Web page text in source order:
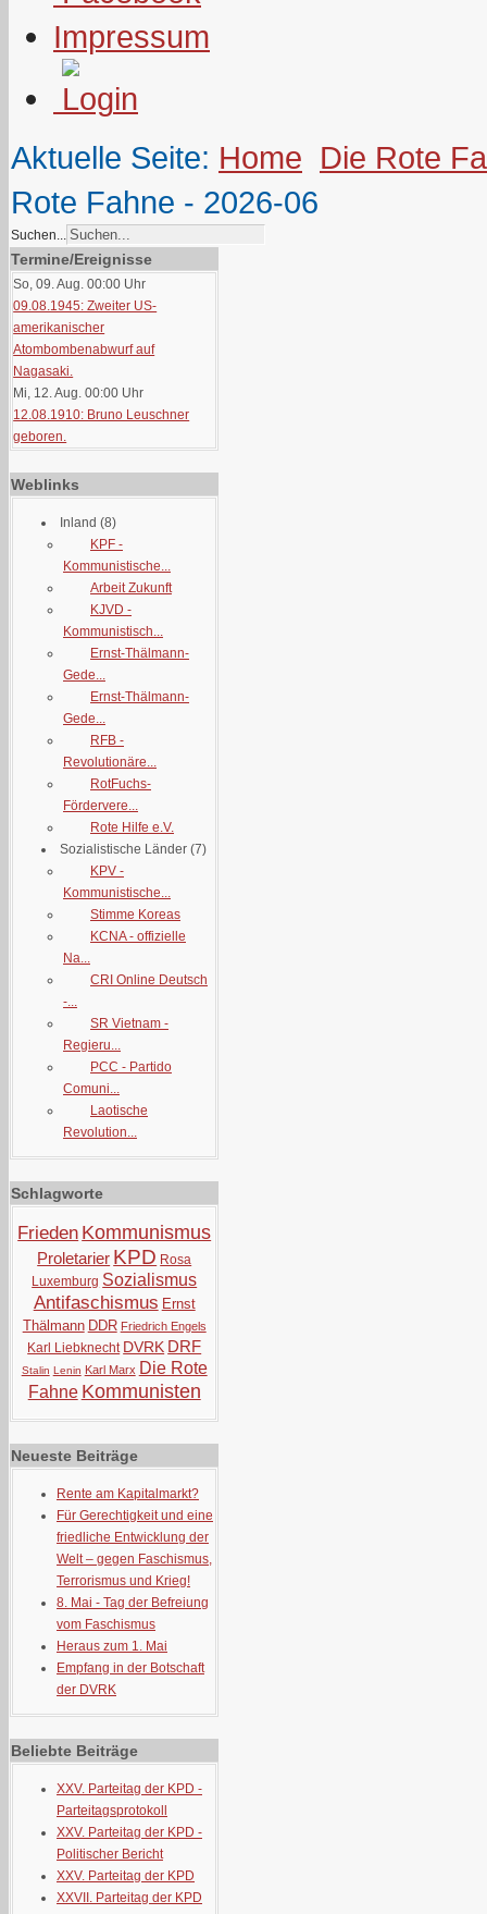
Impressum
Aktuelle Seite: Home Die Rote
Rote Fahne - 2026-06
Suchen...
Termine/Ereignisse
So, 09. Aug. 00:00 Uhr
09.08.1945: Zweiter US-
amerikanischer
Atombombenabwurf auf
Nagasaki.
Mi, 12. Aug. 00:00 Uhr
12.08.1910: Bruno Leuschner
geboren.
Weblinks
Inland (8)
KPF -
Kommunistische...
Arbeit Zukunft
KJVD -
Kommunistisch...
Ernst-Thälmann-
Gede...
Ernst-Thälmann-
Gede...
RFB -
Revolutionäre...
RotFuchs-
Fördervere...
Rote Hilfe e.V.
Sozialistische Länder (7)
KPV -
Kommunistische...
Stimme Koreas
KCNA - offizielle
Na...
CRI Online Deutsch
-...
SR Vietnam -
Regieru...
PCC - Partido
Comuni...
Laotische
Revolution...
Schlagworte
Frieden Kommunismus
Proletarier KPD Rosa
Luxemburg Sozialismus
Antifaschismus Ernst
Thälmann DDR Friedrich Engels
Karl Liebknecht DVRK DRF
Stalin Lenin Karl Marx Die Rote
Fahne Kommunisten
Neueste Beiträge
Rente am Kapitalmarkt?
Für Gerechtigkeit und eine
friedliche Entwicklung der
Welt – gegen Faschismus,
Terrorismus und Krieg!
8. Mai - Tag der Befreiung
vom Faschismus
Heraus zum 1. Mai
Empfang in der Botschaft
der DVRK
Beliebte Beiträge
XXV. Parteitag der KPD -
Parteitagsprotokoll
XXV. Parteitag der KPD -
Politischer Bericht
XXV. Parteitag der KPD
XXVII. Parteitag der KPD